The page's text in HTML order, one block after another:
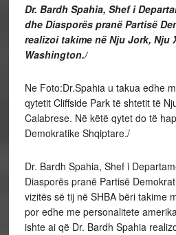
Dr. Bardh Spahia, Shef i
dhe Diasporës pranë Partisë
realizoi takime në Nju Jork, Nju
Washington./
Ne Foto:Dr.Spahia u takua edhe
qytetit Cliffside Park të shtetit të
Calabrese. Në këtë qytet do të
Demokratike Shqiptare./
Dr. Bardh Spahia, Shef i
Diasporës pranë Partisë
vizitës së tij në SHBA bëri takime
por edhe me personalitete
ishte ai që Dr. Bardh Spahia